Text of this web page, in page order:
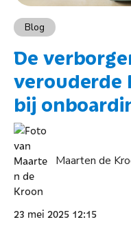
Blog
De
verouderde
bij
Maarten de
23 mei 2025 12:15